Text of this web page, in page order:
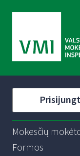
Mokesčių
Formos